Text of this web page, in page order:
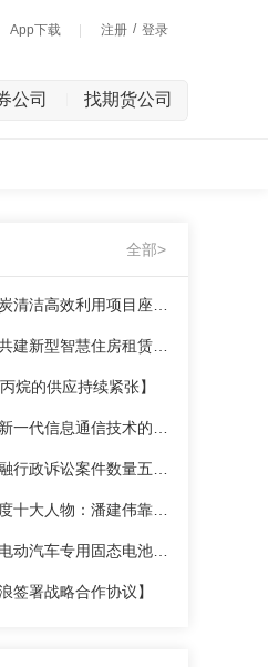
App下载 注册 / 登录
公司 找期货公司
全部>
烷的供应持续紧张】
签​署战略合作协议】